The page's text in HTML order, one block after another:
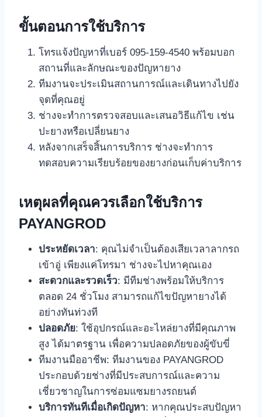
ขั้นตอนการใช้บริการ
โทรแจ้งปัญหาที่เบอร์ 095-159-4540 พร้อมบอก
สถานที่และลักษณะของปัญหายาง
ทีมงานจะประเมินสถานการณ์และเดินทางไปยัง
จุดที่คุณอยู่
ช่างจะทำการตรวจสอบและเสนอวิธีแก้ไข เช่น
ปะยางหรือเปลี่ยนยาง
หลังจากเสร็จสิ้นการบริการ ช่างจะทำการ
ทดสอบความเรียบร้อยของยางก่อนเก็บค่าบริการ
เหตุผลที่คุณควรเลือกใช้บริการ
PAYANGROD
ประหยัดเวลา: คุณไม่จำเป็นต้องเสียเวลาลากรถ
เข้าอู่ เพียงแค่โทรมา ช่างจะไปหาคุณเอง
สะดวกและรวดเร็ว: มีทีมช่างพร้อมให้บริการ
ตลอด 24 ชั่วโมง สามารถแก้ไขปัญหายางได้
อย่างทันท่วงที
ปลอดภัย: ใช้อุปกรณ์และอะไหล่ยางที่มีคุณภาพ
สูง ได้มาตรฐาน เพื่อความปลอดภัยของผู้ขับขี่
ทีมงานมืออาชีพ: ทีมงานของ PAYANGROD
ประกอบด้วยช่างที่มีประสบการณ์และความ
เชี่ยวชาญในการซ่อมแซมยางรถยนต์
บริการทันทีเมื่อเกิดปัญหา: หากคุณประสบปัญหา